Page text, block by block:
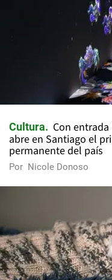
Cultura
Con
abre en Santiago el
permanente del país
Por Nicole Donoso